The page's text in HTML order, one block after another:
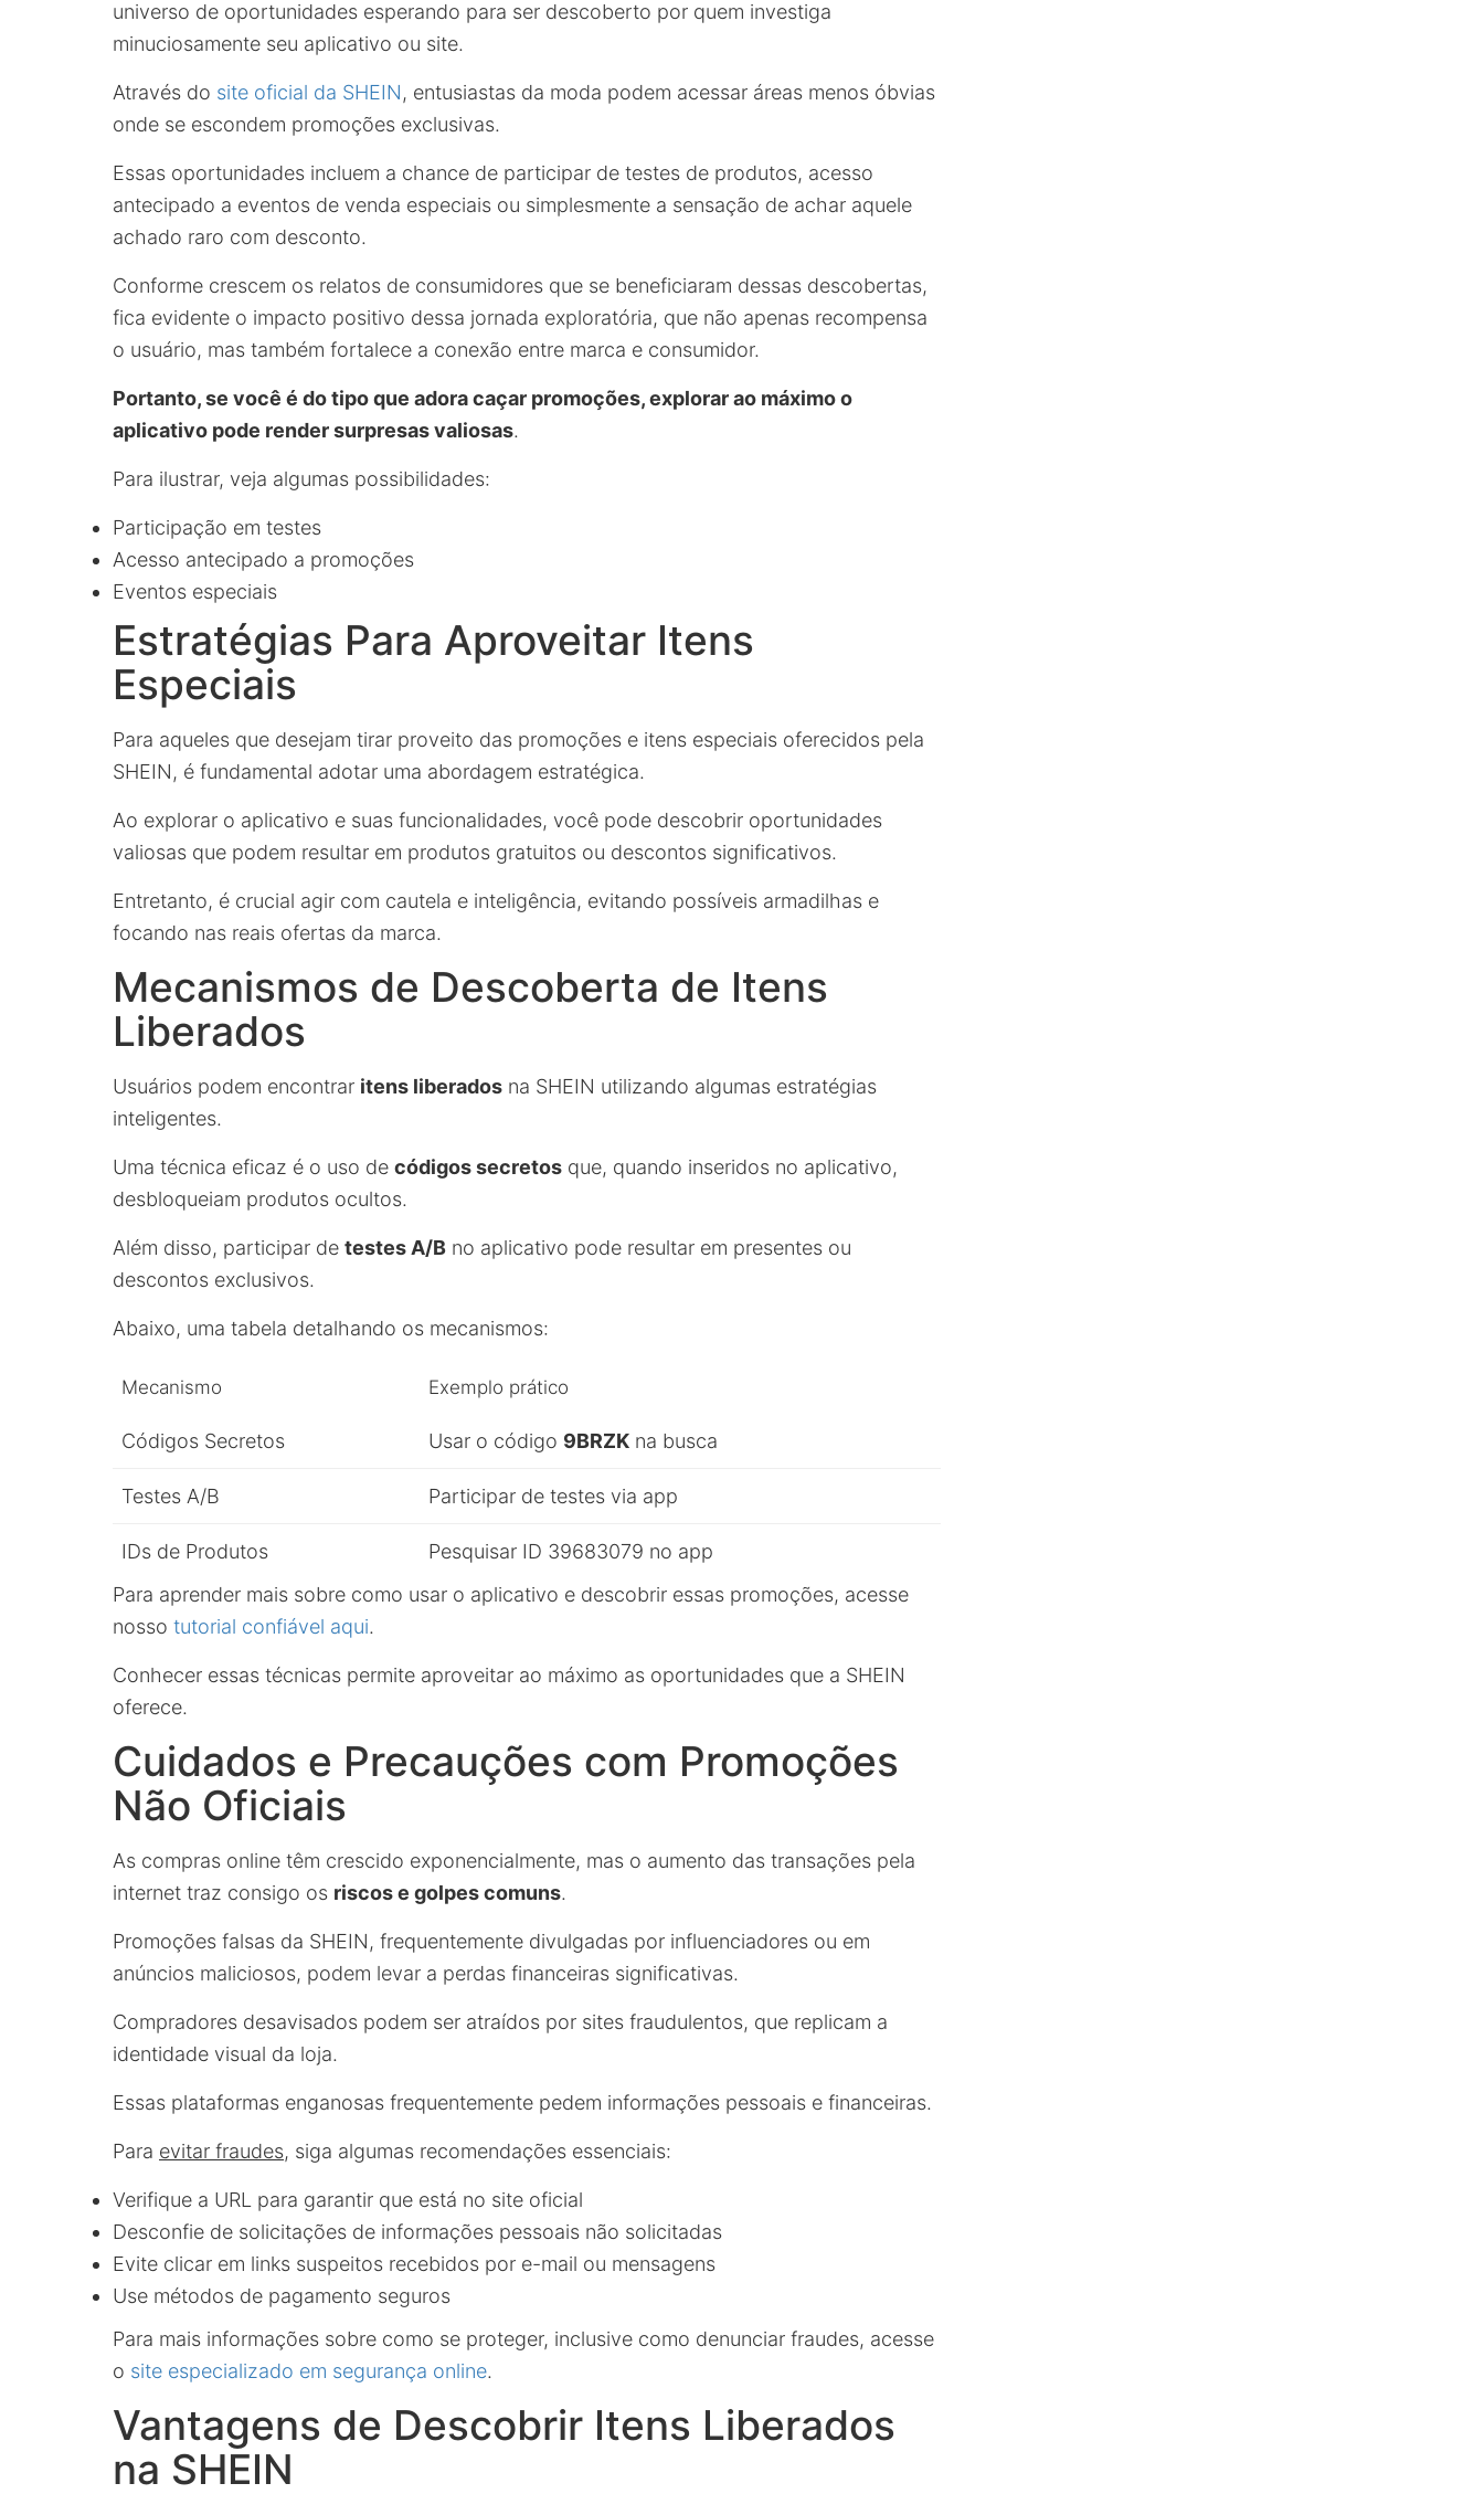
universo de oportunidades esperando para ser descoberto por quem investiga
minuciosamente seu aplicativo ou site.
Através do site oficial da SHEIN, entusiastas da moda podem acessar áreas menos óbvias
onde se escondem promoções exclusivas.
Essas oportunidades incluem a chance de participar de testes de produtos, acesso
antecipado a eventos de venda especiais ou simplesmente a sensação de achar aquele
achado raro com desconto.
Conforme crescem os relatos de consumidores que se beneficiaram dessas descobertas,
fica evidente o impacto positivo dessa jornada exploratória, que não apenas recompensa
o usuário, mas também fortalece a conexão entre marca e consumidor.
Portanto, se você é do tipo que adora caçar promoções, explorar ao máximo o
aplicativo pode render surpresas valiosas.
Para ilustrar, veja algumas possibilidades:
Participação em testes
Acesso antecipado a promoções
Eventos especiais
Estratégias Para Aproveitar Itens
Especiais
Para aqueles que desejam tirar proveito das promoções e itens especiais oferecidos pela
SHEIN, é fundamental adotar uma abordagem estratégica.
Ao explorar o aplicativo e suas funcionalidades, você pode descobrir oportunidades
valiosas que podem resultar em produtos gratuitos ou descontos significativos.
Entretanto, é crucial agir com cautela e inteligência, evitando possíveis armadilhas e
focando nas reais ofertas da marca.
Mecanismos de Descoberta de Itens
Liberados
Usuários podem encontrar itens liberados na SHEIN utilizando algumas estratégias
inteligentes.
Uma técnica eficaz é o uso de códigos secretos que, quando inseridos no aplicativo,
desbloqueiam produtos ocultos.
Além disso, participar de testes A/B no aplicativo pode resultar em presentes ou
descontos exclusivos.
Abaixo, uma tabela detalhando os mecanismos:
Mecanismo Exemplo prático
Códigos Secretos Usar o código 9BRZK na busca
Testes A/B Participar de testes via app
IDs de Produtos
Pesquisar ID 39683079 no app
Para aprender mais sobre como usar o aplicativo e descobrir essas promoções, acesse
nosso tutorial confiável aqui.
Conhecer essas técnicas permite aproveitar ao máximo as oportunidades que a SHEIN
oferece.
Cuidados e Precauções com Promoções
Não Oficiais
As compras online têm crescido exponencialmente, mas o aumento das transações pela
internet traz consigo os riscos e golpes comuns.
Promoções falsas da SHEIN, frequentemente divulgadas por influenciadores ou em
anúncios maliciosos, podem levar a perdas financeiras significativas.
Compradores desavisados podem ser atraídos por sites fraudulentos, que replicam a
identidade visual da loja.
Essas plataformas enganosas frequentemente pedem informações pessoais e financeiras.
Para evitar fraudes, siga algumas recomendações essenciais:
Verifique a URL para garantir que está no site oficial
Desconfie de solicitações de informações pessoais não solicitadas
Evite clicar em links suspeitos recebidos por e-mail ou mensagens
Use métodos de pagamento seguros
Para mais informações sobre como se proteger, inclusive como denunciar fraudes, acesse
o site especializado em segurança online.
Vantagens de Descobrir Itens Liberados
na SHEIN